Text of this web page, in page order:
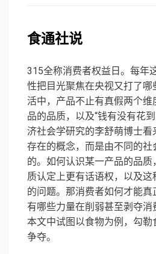
食通社说
315全称消费者权益日。每年
性把目光聚焦在央视又打了哪
活中，产品不止有真假两个
品的品质，以及“钱有没有花
济社会学研究的李舒萌博士
存在的概念，而是由不同的社
的。如何认识某一产品的品
质认定上更有话语权，以及
的问题。那消费者如何才能真
有哪些力量在削弱甚至剥夺
本文中试图以食物为例，勾勒
争夺。